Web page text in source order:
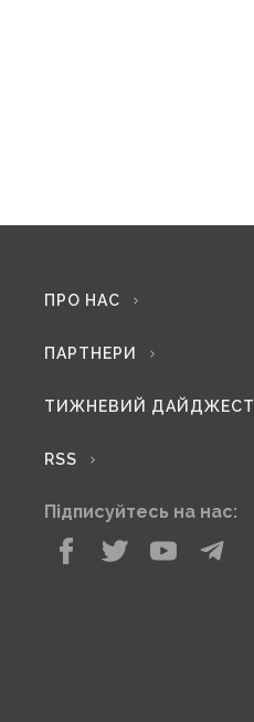
ПРО НАС
ПАРТНЕРИ
ТИЖНЕВИЙ ДАЙДЖЕСТ
RSS
Підписуйтесь на нас: